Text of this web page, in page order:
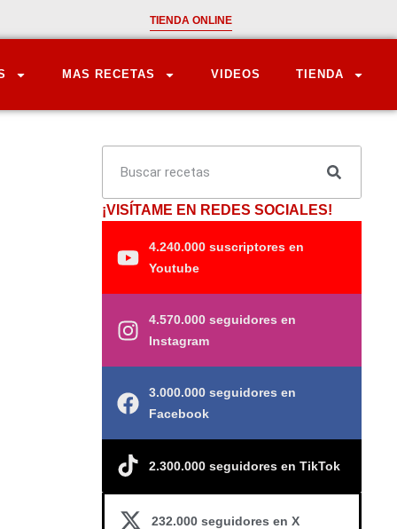
TIENDA ONLINE
MAS RECETAS VIDEOS TIENDA
¡VISÍTAME EN REDES SOCIALES!
4.240.000 suscriptores en
Youtube
4.570.000 seguidores en
Instagram
3.000.000 seguidores en
Facebook
2.300.000 seguidores en TikTok
232.000 seguidores en X